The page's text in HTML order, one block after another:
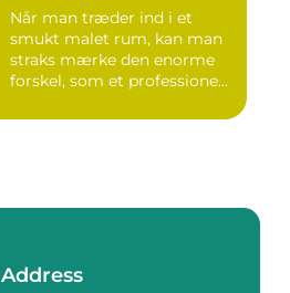
Når man træder ind i et
smukt malet rum, kan man
straks mærke den enorme
forskel, som et professione...
Address